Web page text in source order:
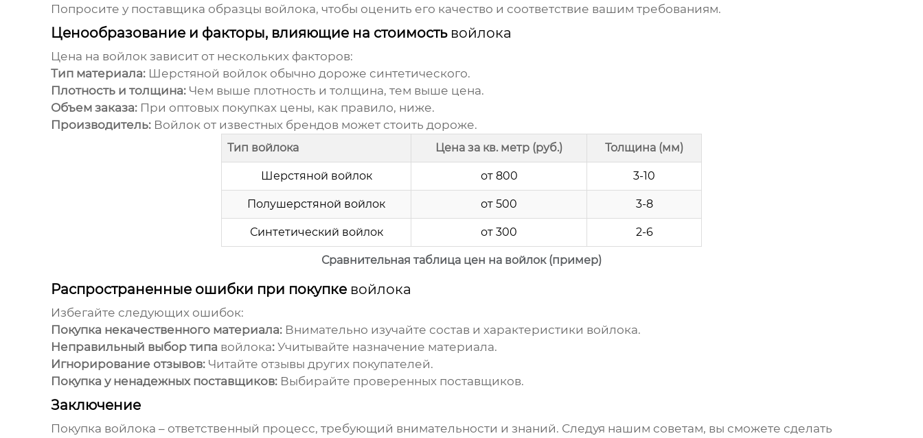
Попросите у поставщика образцы войлока, чтобы оценить его качество и соответствие вашим требованиям.
Ценообразование и факторы, влияющие на стоимость войлока
Цена на войлокзависит от нескольких факторов:
Тип материала:Шерстяной войлокобычно дороже синтетического.
Плотность и толщина:Чем выше плотность и толщина, тем выше цена.
Объем заказа:При оптовых покупках цены, как правило, ниже.
Производитель: Войлокот известных брендов может стоить дороже.
Сравнительная таблица цен на войлок (пример)
Тип войлока Цена за кв. метр (руб.) Толщина (мм)
Шерстяной войлок от 800 3-10
Полушерстяной войлок от 500 3-8
Синтетический войлок от 300 2-6
Распространенные ошибки при покупке войлока
Избегайте следующих ошибок:
Покупка некачественного материала:Внимательно изучайте состав и характеристики войлока.
Неправильный выбор типа войлока:Учитывайте назначение материала.
Игнорирование отзывов:Читайте отзывы других покупателей.
Покупка у ненадежных поставщиков:Выбирайте проверенных поставщиков.
Заключение
Покупка войлока – ответственный процесс, требующий внимательности и знаний. Следуя нашим советам, вы сможете сделать